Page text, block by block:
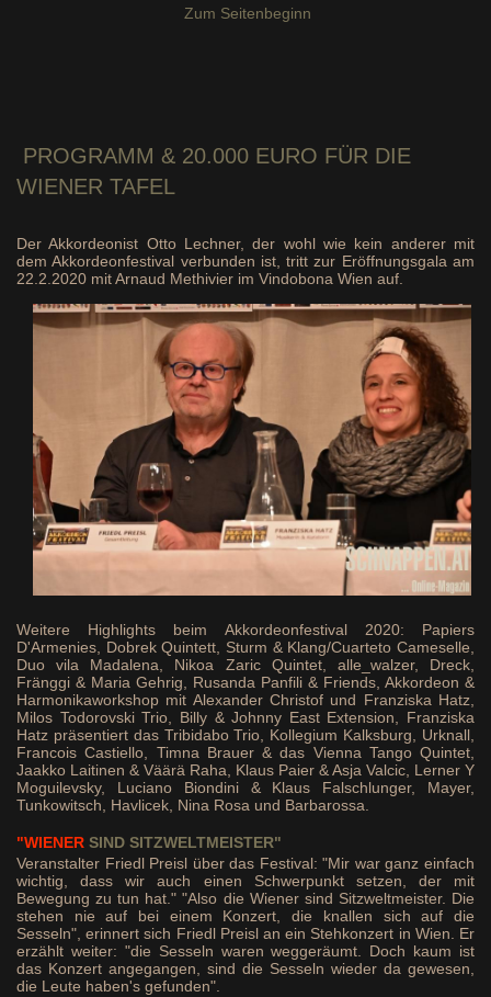
Zum Seitenbeginn
PROGRAMM & 20.000 EURO FÜR DIE
WIENER TAFEL
Der Akkordeonist Otto Lechner, der wohl wie kein anderer mit
dem Akkordeonfestival verbunden ist, tritt zur Eröffnungsgala am
22.2.2020 mit Arnaud Methivier im Vindobona Wien auf.
Weitere Highlights beim Akkordeonfestival 2020: Papiers
D'Armenies, Dobrek Quintett, Sturm & Klang/Cuarteto Cameselle,
Duo vila Madalena, Nikoa Zaric Quintet, alle_walzer, Dreck,
Fränggi & Maria Gehrig, Rusanda Panfili & Friends, Akkordeon &
Harmonikaworkshop mit Alexander Christof und Franziska Hatz,
Milos Todorovski Trio, Billy & Johnny East Extension, Franziska
Hatz präsentiert das Tribidabo Trio, Kollegium Kalksburg, Urknall,
Francois Castiello, Timna Brauer & das Vienna Tango Quintet,
Jaakko Laitinen & Väärä Raha, Klaus Paier & Asja Valcic, Lerner Y
Moguilevsky, Luciano Biondini & Klaus Falschlunger, Mayer,
Tunkowitsch, Havlicek, Nina Rosa und Barbarossa.
"WIENER SIND SITZWELTMEISTER"
Veranstalter Friedl Preisl über das Festival: "Mir war ganz einfach
wichtig, dass wir auch einen Schwerpunkt setzen, der mit
Bewegung zu tun hat." "Also die Wiener sind Sitzweltmeister. Die
stehen nie auf bei einem Konzert, die knallen sich auf die
Sesseln", erinnert sich Friedl Preisl an ein Stehkonzert in Wien. Er
erzählt weiter: "die Sesseln waren weggeräumt. Doch kaum ist
das Konzert angegangen, sind die Sesseln wieder da gewesen,
die Leute haben's gefunden".